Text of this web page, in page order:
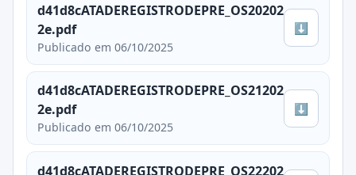
d41d8cATADEREGISTRODEPRE_OS20202
2e.pdf
Publicado em 06/10/2025
⬇
d41d8cATADEREGISTRODEPRE_OS21202
2e.pdf
Publicado em 06/10/2025
⬇
d41d8cATADEREGISTRODEPRE_OS22202